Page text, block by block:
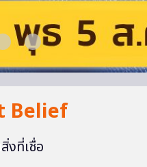
Belief
งที่เชื่อ